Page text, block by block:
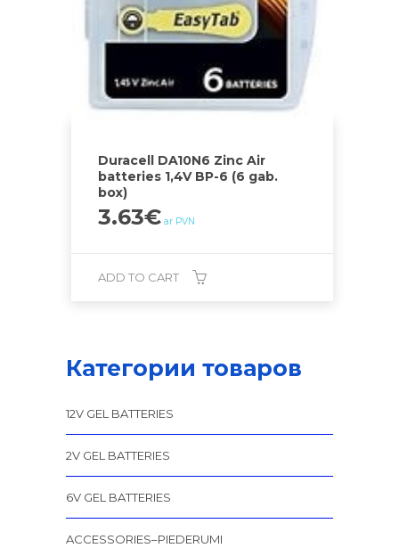
Duracell DA10N6 Zinc Air
batteries 1,4V BP-6 (6 gab.
box)
3.63€ ar PVN
ADD TO CART
Категории товаров
12V GEL BATTERIES
2V GEL BATTERIES
6V GEL BATTERIES
ACCESSORIES–PIEDERUMI